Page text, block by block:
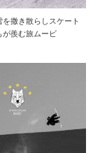
撒き散らしスケート
が羨む旅ムービ